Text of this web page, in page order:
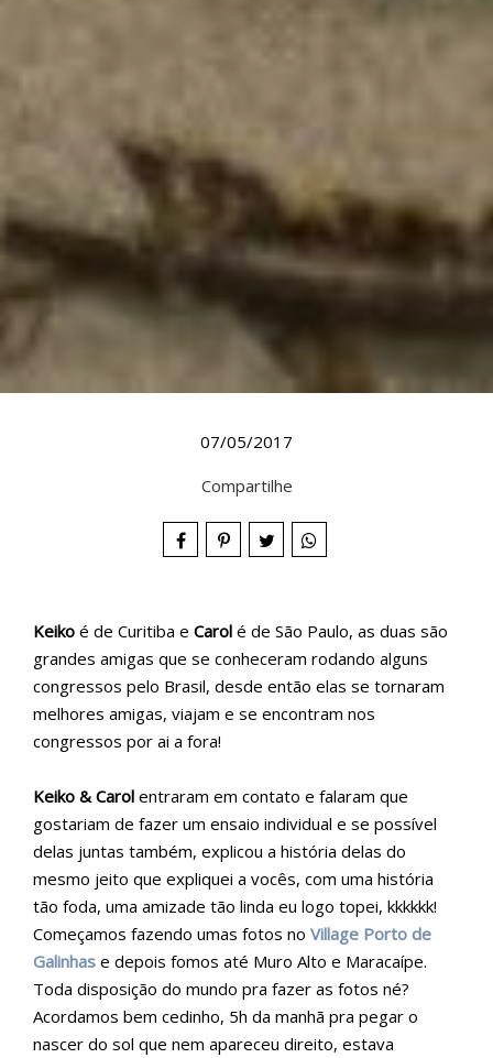
07/05/2017
Compartilhe
Keiko é de Curitiba e Carol é de São Paulo, as duas são
grandes amigas que se conheceram rodando alguns
congressos pelo Brasil, desde então elas se tornaram
melhores amigas, viajam e se encontram nos
congressos por ai a fora!
Keiko & Carol entraram em contato e falaram que
gostariam de fazer um ensaio individual e se possível
delas juntas também, explicou a história delas do
mesmo jeito que expliquei a vocês, com uma história
tão foda, uma amizade tão linda eu logo topei, kkkkkk!
Começamos fazendo umas fotos no Village Porto de
Galinhas e depois fomos até Muro Alto e Maracaípe.
Toda disposição do mundo pra fazer as fotos né?
Acordamos bem cedinho, 5h da manhã pra pegar o
nascer do sol que nem apareceu direito, estava